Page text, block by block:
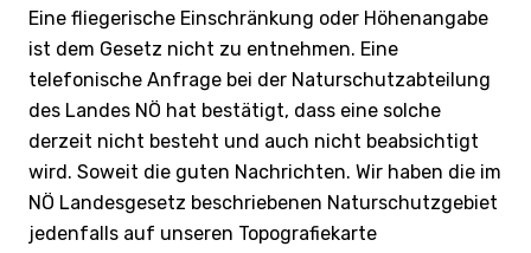
Eine fliegerische Einschränkung oder Höhenangabe
ist dem Gesetz nicht zu entnehmen. Eine
telefonische Anfrage bei der Naturschutzabteilung
des Landes NÖ hat bestätigt, dass eine solche
derzeit nicht besteht und auch nicht beabsichtigt
wird. Soweit die guten Nachrichten. Wir haben die im
NÖ Landesgesetz beschriebenen Naturschutzgebiet
jedenfalls auf unseren Topografiekarte